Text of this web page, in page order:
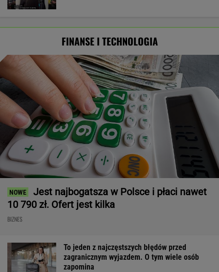
FINANSE I TECHNOLOGIA
Jest najbogatsza w Polsce i płaci nawet
10 790 zł. Ofert jest kilka
BIZNES
To jeden z najczęstszych błędów przed
zagranicznym wyjazdem. O tym wiele osób
zapomina